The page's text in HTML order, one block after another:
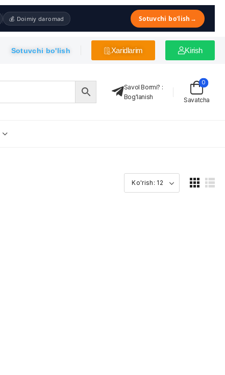
💰 Doimiy daromad Sotuvchi bo'lish →
Sotuvchi bo'lish Xaridlarim Kirish
Savol Bormi? :
Bog'lanish
Savatcha
0